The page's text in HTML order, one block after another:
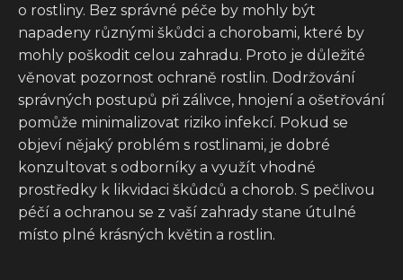
o rostliny. Bez správné péče by mohly být
napadeny různými škůdci a chorobami, které by
mohly poškodit celou zahradu. Proto je důležité
věnovat pozornost ochraně rostlin. Dodržování
správných postupů při zálivce, hnojení a ošetřování
pomůže minimalizovat riziko infekcí. Pokud se
objeví nějaký problém s rostlinami, je dobré
konzultovat s odborníky a využít vhodné
prostředky k likvidaci škůdců a chorob. S pečlivou
péčí a ochranou se z vaší zahrady stane útulné
místo plné krásných květin a rostlin.